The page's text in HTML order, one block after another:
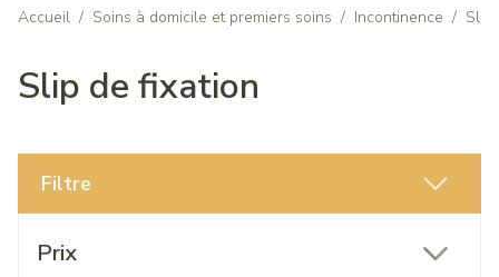
Accueil / Soins à domicile et premiers soins / Incontinence / Slip
Slip de fixation
Filtre
Prix